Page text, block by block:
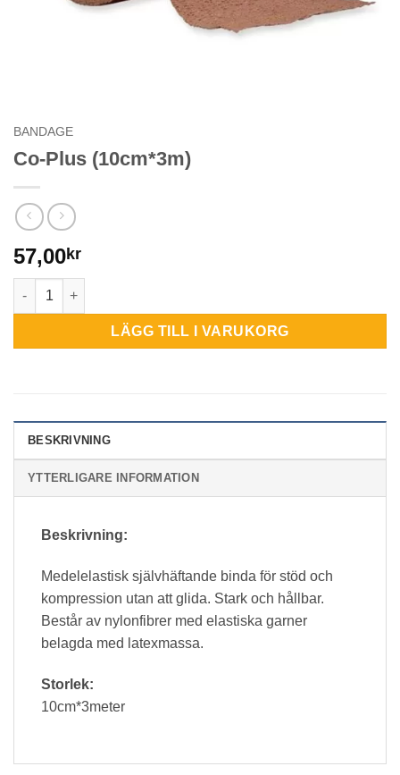
BANDAGE
Co-Plus (10cm*3m)
57,00kr
Co-Plus (10cm*3m) mängd
LÄGG TILL I VARUKORG
BESKRIVNING
YTTERLIGARE INFORMATION
Beskrivning:
Medelelastisk självhäftande binda för stöd och
kompression utan att glida. Stark och hållbar.
Består av nylonfibrer med elastiska garner
belagda med latexmassa.
Storlek:
10cm*3meter